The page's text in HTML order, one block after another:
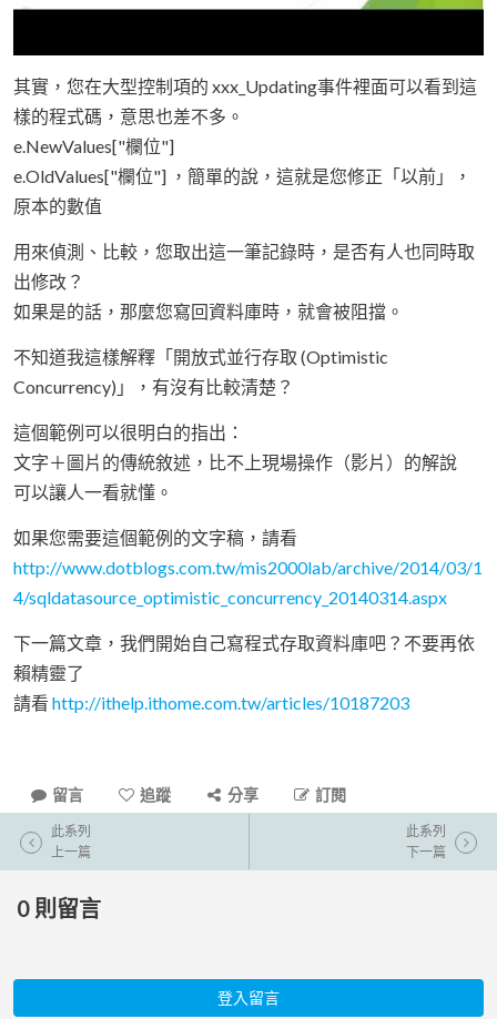
其實，您在大型控制項的 xxx_Updating事件裡面可以看到這
樣的程式碼，意思也差不多。
e.NewValues["欄位"]
e.OldValues["欄位"] ，簡單的說，這就是您修正「以前」，
原本的數值
用來偵測、比較，您取出這一筆記錄時，是否有人也同時取
出修改？
如果是的話，那麼您寫回資料庫時，就會被阻擋。
不知道我這樣解釋「開放式並行存取 (Optimistic
Concurrency)」，有沒有比較清楚？
這個範例可以很明白的指出：
文字＋圖片的傳統敘述，比不上現場操作（影片）的解說
可以讓人一看就懂。
如果您需要這個範例的文字稿，請看
http://www.dotblogs.com.tw/mis2000lab/archive/2014/03/1
4/sqldatasource_optimistic_concurrency_20140314.aspx
下一篇文章，我們開始自己寫程式存取資料庫吧？不要再依
賴精靈了
請看 http://ithelp.ithome.com.tw/articles/10187203
留言 追蹤 分享 訂閱
此系列
上一篇
此系列
下一篇
0 則留言
登入留言